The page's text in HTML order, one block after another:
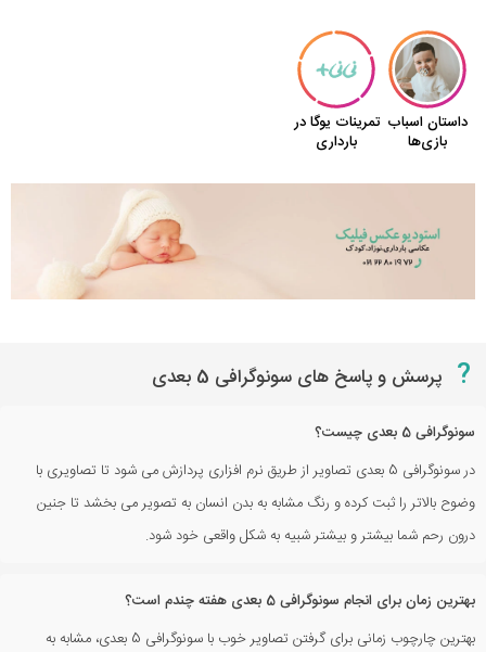
? پرسش و پاسخ های سونوگرافی 5 بعدی
سونوگرافی 5 بعدی چیست؟
در سونوگرافی 5 بعدی تصاویر از طریق نرم افزاری پردازش می شود تا تصاویری با
وضوح بالاتر را ثبت کرده و رنگ مشابه به بدن انسان به تصویر می بخشد تا جنین
درون رحم شما بیشتر و بیشتر شبیه به شکل واقعی خود شود.
بهترین زمان برای انجام سونوگرافی 5 بعدی هفته چندم است؟
بهترین چارچوب زمانی برای گرفتن تصاویر خوب با سونوگرافی 5 بعدی، مشابه به